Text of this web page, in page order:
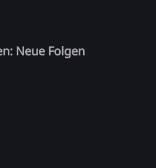
Neue Folgen